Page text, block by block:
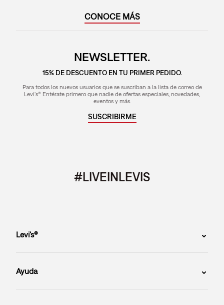
CONOCE MÁS
NEWSLETTER.
15% DE DESCUENTO EN TU PRIMER PEDIDO.
Para todos los nuevos usuarios que se suscriban a la lista de correo de
Levi's® Entérate primero que nadie de ofertas especiales, novedades,
eventos y más.
SUSCRIBIRME
#LIVEINLEVIS
Levi’s®
Ayuda